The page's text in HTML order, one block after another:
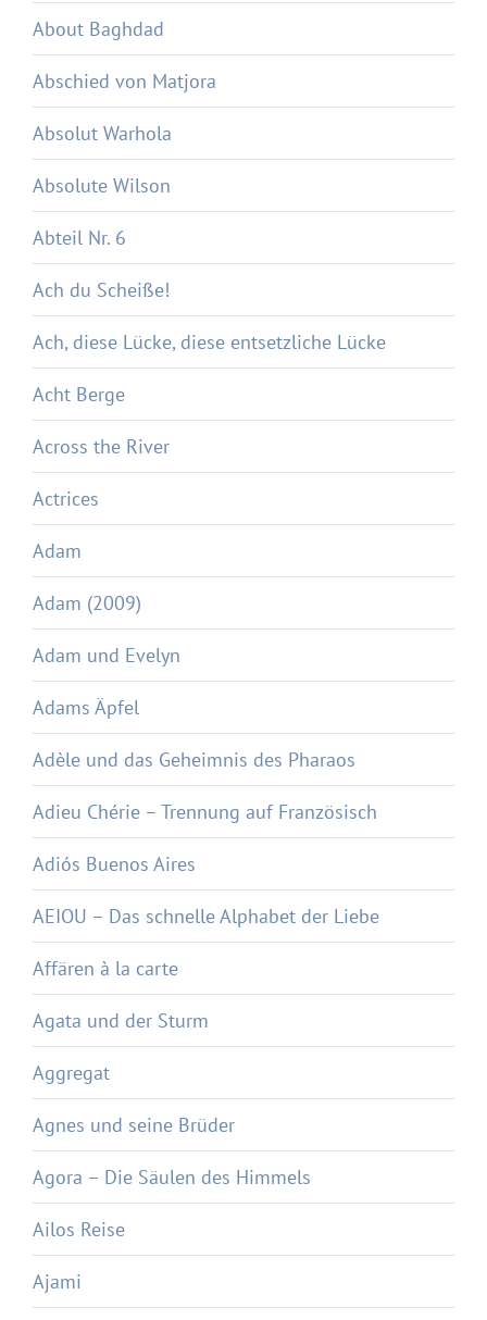
About Baghdad
Abschied von Matjora
Absolut Warhola
Absolute Wilson
Abteil Nr. 6
Ach du Scheiße!
Ach, diese Lücke, diese entsetzliche Lücke
Acht Berge
Across the River
Actrices
Adam
Adam (2009)
Adam und Evelyn
Adams Äpfel
Adèle und das Geheimnis des Pharaos
Adieu Chérie – Trennung auf Französisch
Adiós Buenos Aires
AEIOU – Das schnelle Alphabet der Liebe
Affären à la carte
Agata und der Sturm
Aggregat
Agnes und seine Brüder
Agora – Die Säulen des Himmels
Ailos Reise
Ajami